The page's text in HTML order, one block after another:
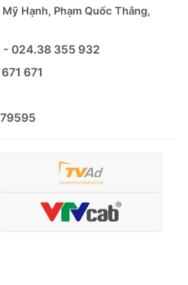
Hạnh, Phạm Quốc Thắng,
- 024.38 355 932
671